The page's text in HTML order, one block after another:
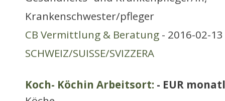
Krankenschwester/pfleger
CB Vermittlung & Beratung - 2016-02-
SCHWEIZ/SUISSE/SVIZZERA
Koch- Köchin Arbeitsort: - EUR